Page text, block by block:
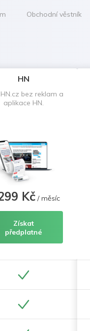
Obchodní věstník
HN
bez reklam a
aplikace HN.
Kč / měsíc
Získat
předplatné